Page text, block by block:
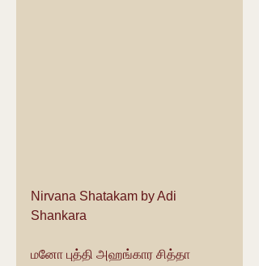
Nirvana Shatakam by Adi
Shankara
மனோ புத்தி அஹங்கார சித்தா